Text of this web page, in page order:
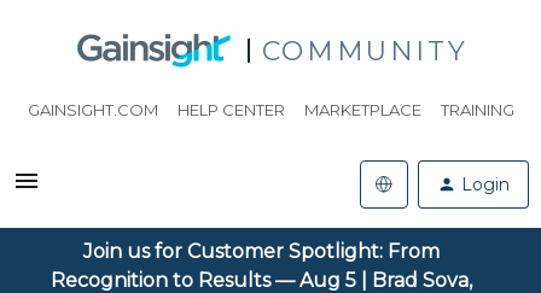
COMMUNITY
GAINSIGHT.COM HELP CENTER MARKETPLACE TRAINING
Login
Join us for Customer Spotlight: From
Recognition to Results — Aug 5 | Brad Sova,